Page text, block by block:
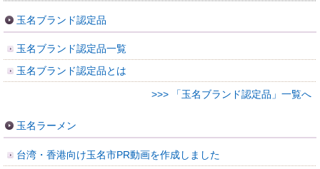
玉名ブランド認定品
玉名ブランド認定品一覧
玉名ブランド認定品とは
>>> 「玉名ブランド認定品」一覧へ
玉名ラーメン
台湾・香港向け玉名市PR動画を作成しました